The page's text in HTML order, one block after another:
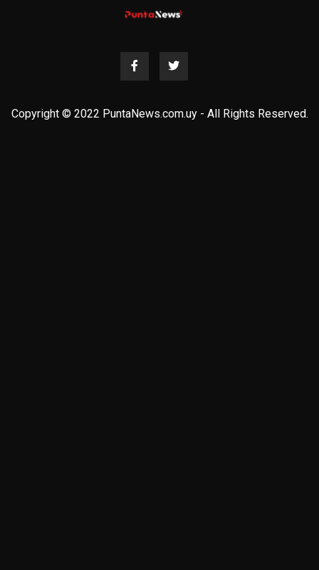
Copyright © 2022 PuntaNews.com.uy - All Rights Reserved.